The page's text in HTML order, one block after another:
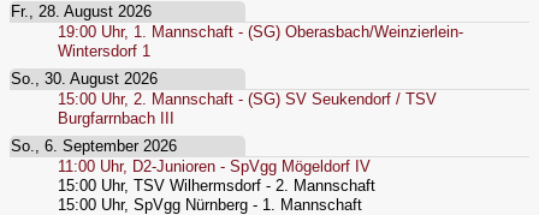
Fr., 28. August 2026
19:00 Uhr, 1. Mannschaft - (SG) Oberasbach/Weinzierlein-
Wintersdorf 1
So., 30. August 2026
15:00 Uhr, 2. Mannschaft - (SG) SV Seukendorf / TSV
Burgfarrnbach III
So., 6. September 2026
11:00 Uhr, D2-Junioren - SpVgg Mögeldorf IV
15:00 Uhr, TSV Wilhermsdorf - 2. Mannschaft
15:00 Uhr, SpVgg Nürnberg - 1. Mannschaft